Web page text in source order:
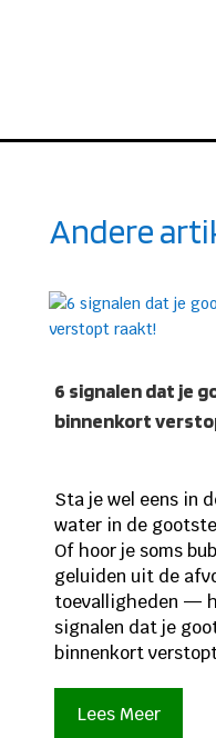
Andere
6 signalen dat je
binnenkort
Sta je wel eens in
water in de
Of hoor je soms
geluiden uit de
toevalligheden —
signalen dat je
binnenkort
Lees Meer